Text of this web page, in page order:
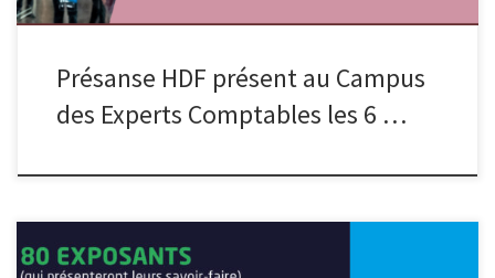
Présanse HDF présent au Campus
des Experts Comptables les 6 …